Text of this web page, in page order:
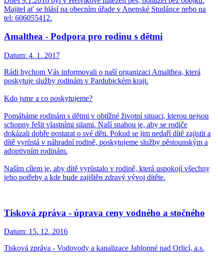
Majitel ať se hlásí na obecním úřade v Anenské Studánce nebo na
tel: 606055412.
Amalthea - Podpora pro rodinu s dětmi
Datum: 4. 1. 2017
Rádi bychom Vás informovali o naší organizaci Amalthea, která
poskytuje služby rodinám v Pardubickém kraji.
Kdo jsme a co poskytujeme?
Pomáháme rodinám s dětmi v obtížné životní situaci, kterou nejsou
schopny řešit vlastními silami. Naší snahou je, aby se rodiče
dokázali dobře postarat o své děti. Pokud se jim nedaří dítě zajistit a
dítě vyrůstá v náhradní rodině, poskytujeme služby pěstounským a
adoptivním rodinám.
Naším cílem je, aby dítě vyrůstalo v rodině, která uspokojí všechny
jeho potřeby a kde bude zajištěn zdravý vývoj dítěte.
Tisková zpráva - úprava ceny vodného a stočného
Datum: 15. 12. 2016
Tisková zpráva - Vodovody a kanalizace Jablonné nad Orlicí, a.s.